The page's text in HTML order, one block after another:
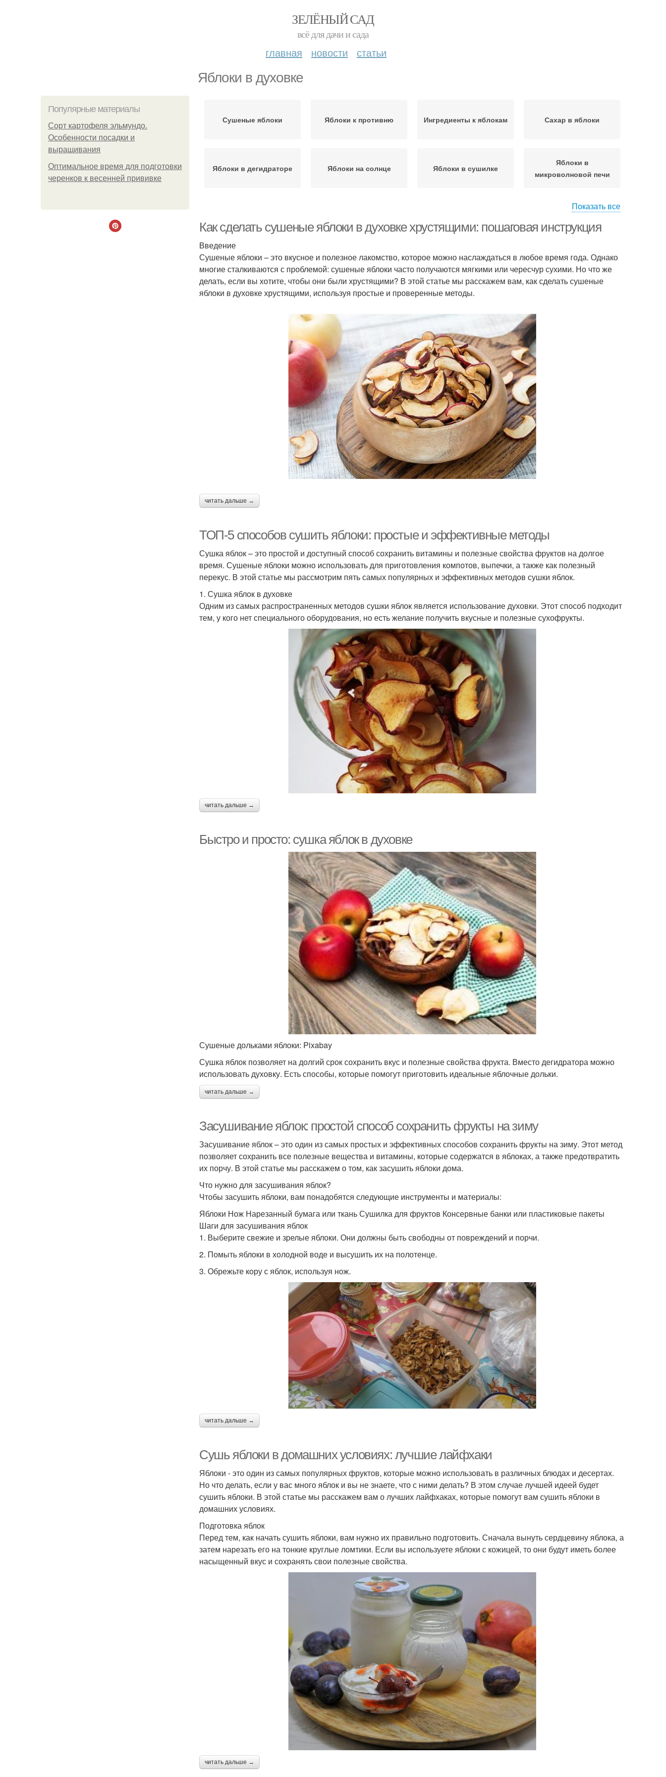
ЗЕЛЁНЫЙ САД
всё для дачи и сада
главная новости статьи
Яблоки в духовке
Популярные материалы
Сорт картофеля эльмундо.
Особенности посадки и
выращивания
Оптимальное время для подготовки
черенков к весенней прививке
Сушеные яблоки Яблоки к противню Ингредиенты к яблокам Сахар в яблоки
Яблоки в дегидраторе Яблоки на солнце Яблоки в сушилке
Яблоки в
микроволновой печи
яблоками
Яблоки перед сушкой
Яблоки в
микроволновке
Яблоки в
электросушилке
Яблоки в домашних
условиях
Условия в духовке Воздушные яблоки
Яблоки в сиропе Райские яблоки
Овощи в духовке
Цукаты из райских
яблок
Яблоки в похудении
Духовка на зиму Яблоки при помощи Духовка с конвекцией
Яблоки на улице
Духовка на противне
Показать все
Как сделать сушеные яблоки в духовке хрустящими: пошаговая инструкция
Введение
Сушеные яблоки – это вкусное и полезное лакомство, которое можно наслаждаться в любое время года. Однако
многие сталкиваются с проблемой: сушеные яблоки часто получаются мягкими или чересчур сухими. Но что же
делать, если вы хотите, чтобы они были хрустящими? В этой статье мы расскажем вам, как сделать сушеные
яблоки в духовке хрустящими, используя простые и проверенные методы.
читать дальше →
ТОП-5 способов сушить яблоки: простые и эффективные методы
Сушка яблок – это простой и доступный способ сохранить витамины и полезные свойства фруктов на долгое
время. Сушеные яблоки можно использовать для приготовления компотов, выпечки, а также как полезный
перекус. В этой статье мы рассмотрим пять самых популярных и эффективных методов сушки яблок.
1. Сушка яблок в духовке
Одним из самых распространенных методов сушки яблок является использование духовки. Этот способ подходит
тем, у кого нет специального оборудования, но есть желание получить вкусные и полезные сухофрукты.
читать дальше →
Быстро и просто: сушка яблок в духовке
Сушеные дольками яблоки: Pixabay
Сушка яблок позволяет на долгий срок сохранить вкус и полезные свойства фрукта. Вместо дегидратора можно
использовать духовку. Есть способы, которые помогут приготовить идеальные яблочные дольки.
читать дальше →
Засушивание яблок: простой способ сохранить фрукты на зиму
Засушивание яблок – это один из самых простых и эффективных способов сохранить фрукты на зиму. Этот метод
позволяет сохранить все полезные вещества и витамины, которые содержатся в яблоках, а также предотвратить
их порчу. В этой статье мы расскажем о том, как засушить яблоки дома.
Что нужно для засушивания яблок?
Чтобы засушить яблоки, вам понадобятся следующие инструменты и материалы:
Яблоки Нож Нарезанный бумага или ткань Сушилка для фруктов Консервные банки или пластиковые пакеты
Шаги для засушивания яблок
1. Выберите свежие и зрелые яблоки. Они должны быть свободны от повреждений и порчи.
2. Помыть яблоки в холодной воде и высушить их на полотенце.
3. Обрежьте кору с яблок, используя нож.
читать дальше →
Сушь яблоки в домашних условиях: лучшие лайфхаки
Яблоки - это один из самых популярных фруктов, которые можно использовать в различных блюдах и десертах.
Но что делать, если у вас много яблок и вы не знаете, что с ними делать? В этом случае лучшей идеей будет
сушить яблоки. В этой статье мы расскажем вам о лучших лайфхаках, которые помогут вам сушить яблоки в
домашних условиях.
Подготовка яблок
Перед тем, как начать сушить яблоки, вам нужно их правильно подготовить. Сначала вынуть сердцевину яблока, а
затем нарезать его на тонкие круглые ломтики. Если вы используете яблоки с кожицей, то они будут иметь более
насыщенный вкус и сохранять свои полезные свойства.
читать дальше →